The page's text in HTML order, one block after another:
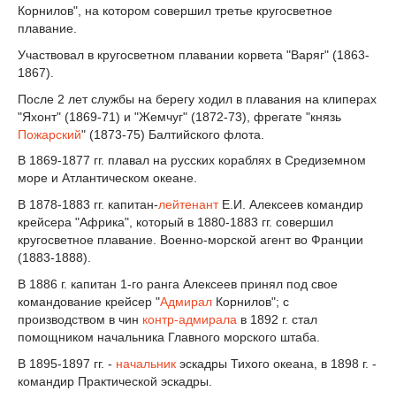
Корнилов", на котором совершил третье кругосветное
плавание.
Участвовал в кругосветном плавании корвета "Варяг" (1863-
1867).
После 2 лет службы на берегу ходил в плавания на клиперах
"Яхонт" (1869-71) и "Жемчуг" (1872-73), фрегате "князь
Пожарский" (1873-75) Балтийского флота.
В 1869-1877 гг. плавал на русских кораблях в Средиземном
море и Атлантическом океане.
В 1878-1883 гг. капитан-лейтенантЕ.И. Алексеев командир
крейсера "Африка", который в 1880-1883 гг. совершил
кругосветное плавание. Военно-морской агент во Франции
(1883-1888).
В 1886 г. капитан 1-го ранга Алексеев принял под свое
командование крейсер "Адмирал Корнилов"; с
производством в чин контр-адмирала в 1892 г. стал
помощником начальника Главного морского штаба.
В 1895-1897 гг. - начальник эскадры Тихого океана, в 1898 г. -
командир Практической эскадры.